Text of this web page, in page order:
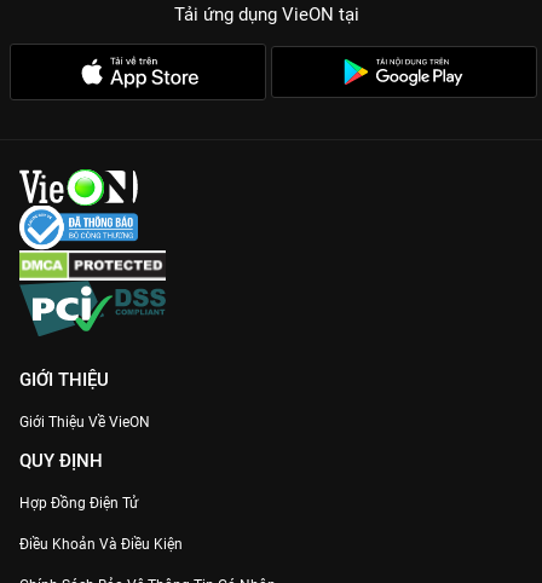
Tải ứng dụng VieON tại
GIỚI THIỆU
Giới Thiệu Về VieON
QUY ĐỊNH
Hợp Đồng Điện Tử
Điều Khoản Và Điều Kiện